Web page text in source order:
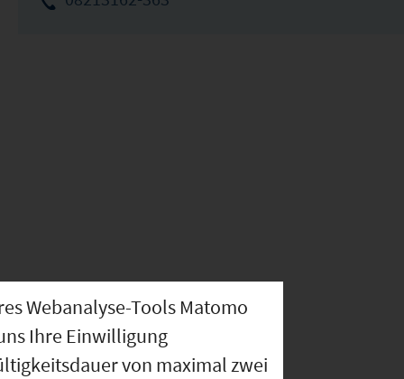
Webanalyse-Tools Matomo
Ihre Einwilligung
von maximal zwei